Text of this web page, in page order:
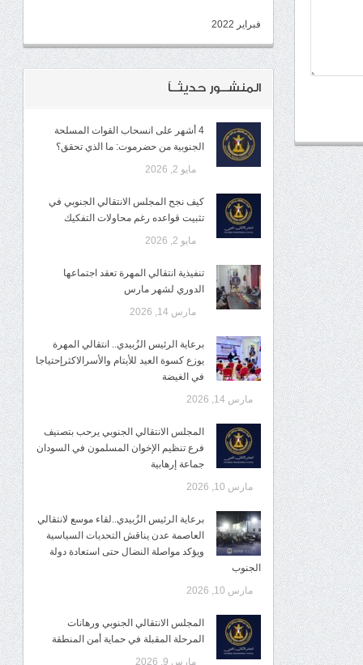
فبراير 2022
المنشــور حديثــاً
4 أشهر على انسحاب القوات المسلحة
الجنوبية من حضرموت: ما الذي تحقق؟
مايو 2, 2026
كيف نجح المجلس الانتقالي الجنوبي في
تثبيت قواعده رغم محاولات التفكيك
مايو 2, 2026
تنفيذية انتقالي المهرة تعقد اجتماعها
الدوري لشهر مارس
مارس 14, 2026
برعاية الرئيس الزُبيدي.. انتقالي المهرة
يوزع كسوة العيد للأيتام والأسرالاكثرإحتياجا
في الغيضة
مارس 14, 2026
المجلس الانتقالي الجنوبي يرحب بتصنيف
فرع تنظيم الإخوان المسلمون في السودان
جماعة إرهابية
مارس 10, 2026
برعاية الرئيس الزُبيدي..لقاء موسع لانتقالي
العاصمة عدن يناقش التحديات السياسية
ويؤكد مواصلة النضال حتى استعادة دولة
الجنوب
مارس 10, 2026
المجلس الانتقالي الجنوبي ورهانات
المرحلة المقبلة في حماية أمن المنطقة
مارس 9, 2026